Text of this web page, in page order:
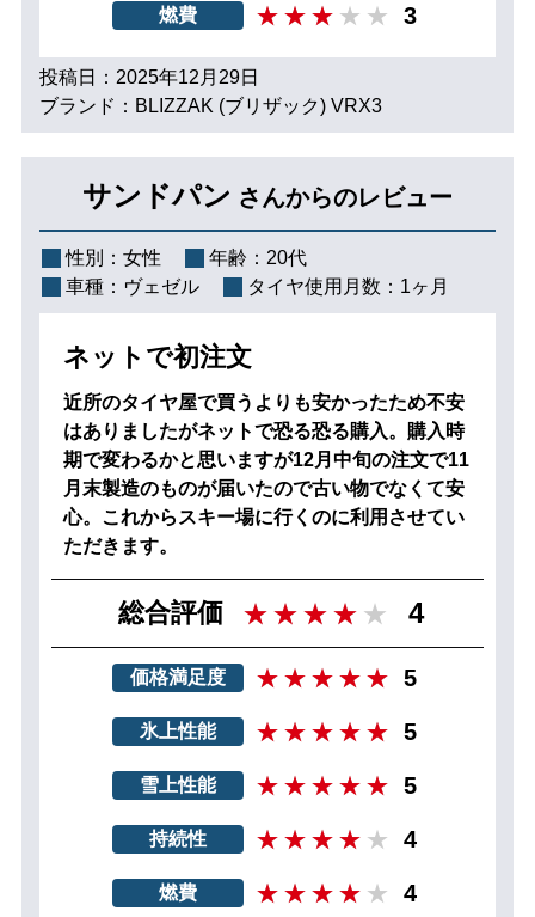
燃費 3
投稿日：2025年12月29日
ブランド：BLIZZAK (ブリザック) VRX3
サンドパン さんからのレビュー
性別： 女性 年齢： 20代
車種： ヴェゼル タイヤ使用月数： 1ヶ月
ネットで初注文
近所のタイヤ屋で買うよりも安かったため不安
はありましたがネットで恐る恐る購入。購入時
期で変わるかと思いますが12月中旬の注文で11
月末製造のものが届いたので古い物でなくて安
心。これからスキー場に行くのに利用させてい
ただきます。
総合評価 4
価格満足度 5
氷上性能 5
雪上性能 5
持続性 4
燃費 4